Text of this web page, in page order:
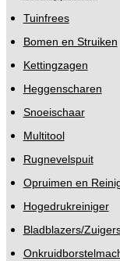
Tuinfrees
Bomen en Struiken
Kettingzagen
Heggenscharen
Snoeischaar
Multitool
Rugnevelspuit
Opruimen en
Hogedrukreiniger
Bladblazers/